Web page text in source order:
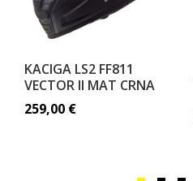
KACIGA LS2 FF811
VECTOR II MAT CRNA
259,00 €